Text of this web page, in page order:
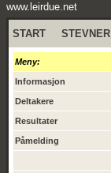
www.leirdue.net
START STEVNER
Meny:
Informasjon
Deltakere
Resultater
Påmelding